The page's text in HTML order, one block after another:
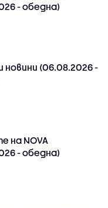
- обедна)
новини (06.08.2026 -
на NOVA
- обедна)